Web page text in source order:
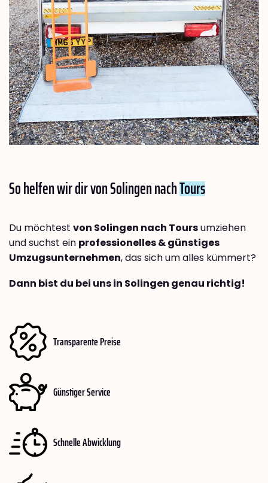
So helfen wir dir von Solingen nachTours
Du möchtest von Solingen nach Toursumziehen
und suchst ein professionelles & günstiges
Umzugsunternehmen, das sich um alles kümmert?
Dann bist du bei uns in Solingen genau richtig!
Transparente Preise
Günstiger Service
Schnelle Abwicklung